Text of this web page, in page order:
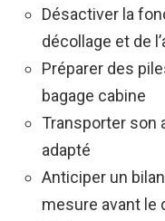
Désactiver la
décollage et de
Préparer des
bagage cabine
Transporter son
adapté
Anticiper un
mesure avant le